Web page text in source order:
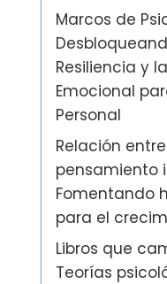
Marcos de
Resiliencia y
Emocional
Personal
Relación
pensamiento
Fomentando
para el
Libros que
Teorías